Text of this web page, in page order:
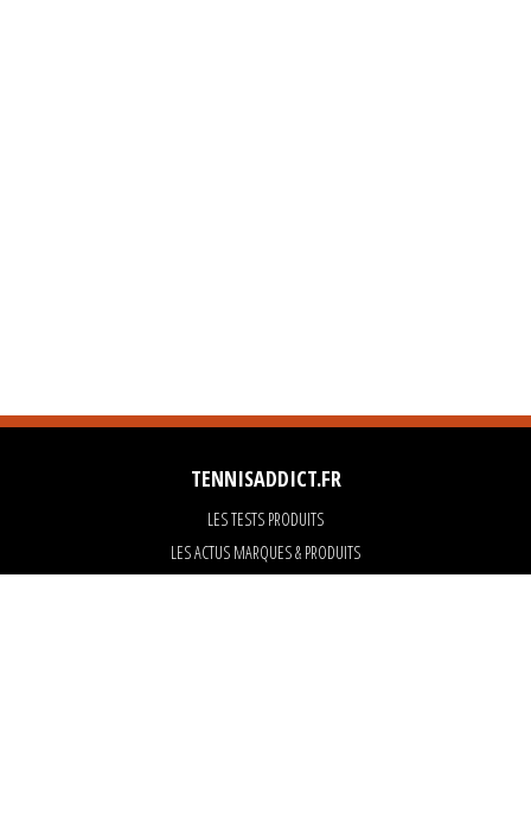
TENNISADDICT.FR
LES TESTS PRODUITS
LES ACTUS MARQUES & PRODUITS